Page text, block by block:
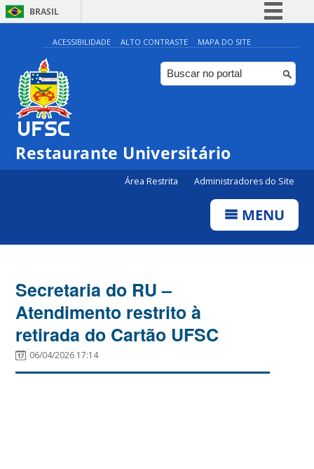
BRASIL
Simplifique!
Comunica BR
Participe
Canais
ACESSIBILIDADE ALTO CONTRASTE MAPA DO SITE
Restaurante Universitário
Área Restrita Administradores do Site
MENU
Secretaria do RU –
Atendimento restrito à
retirada do Cartão UFSC
06/04/2026 17:14